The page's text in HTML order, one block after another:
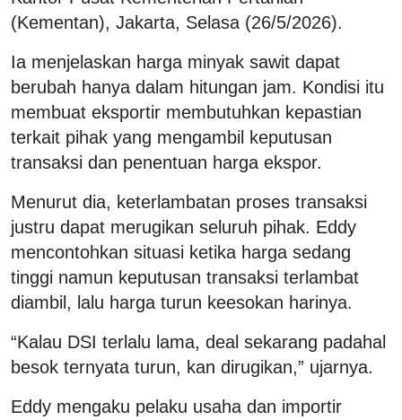
(Kementan), Jakarta, Selasa (26/5/2026).
Ia menjelaskan harga minyak sawit dapat
berubah hanya dalam hitungan jam. Kondisi itu
membuat eksportir membutuhkan kepastian
terkait pihak yang mengambil keputusan
transaksi dan penentuan harga ekspor.
Menurut dia, keterlambatan proses transaksi
justru dapat merugikan seluruh pihak. Eddy
mencontohkan situasi ketika harga sedang
tinggi namun keputusan transaksi terlambat
diambil, lalu harga turun keesokan harinya.
“Kalau DSI terlalu lama, deal sekarang padahal
besok ternyata turun, kan dirugikan,” ujarnya.
Eddy mengaku pelaku usaha dan importir